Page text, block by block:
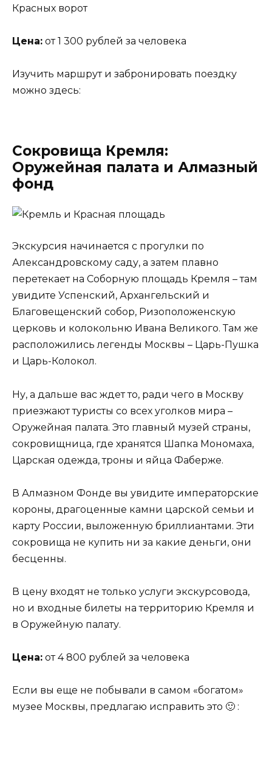
Красных ворот
Цена: от 1 300 рублей за человека
Изучить маршрут и забронировать поездку
можно здесь:
Сокровища Кремля:
Оружейная палата и Алмазный
фонд
Экскурсия начинается с прогулки по
Александровскому саду, а затем плавно
перетекает на Соборную площадь Кремля – там
увидите Успенский, Архангельский и
Благовещенский собор, Ризоположенскую
церковь и колокольню Ивана Великого. Там же
расположились легенды Москвы – Царь-Пушка
и Царь-Колокол.
Ну, а дальше вас ждет то, ради чего в Москву
приезжают туристы со всех уголков мира –
Оружейная палата. Это главный музей страны,
сокровищница, где хранятся Шапка Мономаха,
Царская одежда, троны и яйца Фаберже.
В Алмазном Фонде вы увидите императорские
короны, драгоценные камни царской семьи и
карту России, выложенную бриллиантами. Эти
сокровища не купить ни за какие деньги, они
бесценны.
В цену входят не только услуги экскурсовода,
но и входные билеты на территорию Кремля и
в Оружейную палату.
Цена: от 4 800 рублей за человека
Если вы еще не побывали в самом «богатом»
музее Москвы, предлагаю исправить это 🙂 :